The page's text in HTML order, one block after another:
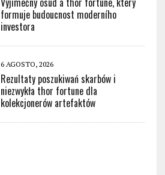
formuje budoucnost moderního
investora
6 AGOSTO, 2026
Rezultaty poszukiwań skarbów i
niezwykła thor fortune dla
kolekcjonerów artefaktów